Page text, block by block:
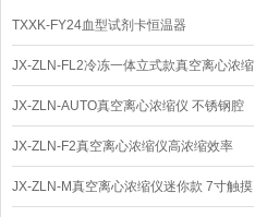
TXXK-FY24血型试剂卡恒温器
JX-ZLN-FL2冷冻一体立式款真空离心浓缩
仪 低温功能
JX-ZLN-AUTO真空离心浓缩仪 不锈钢腔
体
JX-ZLN-F2真空离心浓缩仪高浓缩效率
JX-ZLN-M真空离心浓缩仪迷你款 7寸触摸